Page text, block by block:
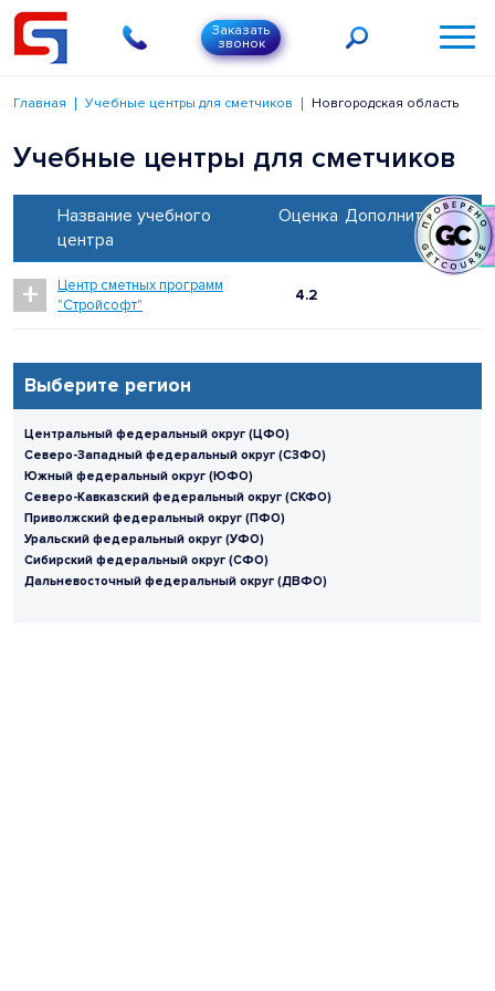
Заказать
звонок
Главная Учебные центры для сметчиков Новгородская область
Выберите регион
Центральный федеральный округ (ЦФО)
Северо-Западный федеральный округ (СЗФО)
Южный федеральный округ (ЮФО)
Северо-Кавказский федеральный округ (СКФО)
Приволжский федеральный округ (ПФО)
Уральский федеральный округ (УФО)
Сибирский федеральный округ (СФО)
Дальневосточный федеральный округ (ДВФО)
Учебные центры для сметчиков
Название учебного
центра
Оценка Дополнительно
+
Центр сметных программ
"Стройсофт"
4.2